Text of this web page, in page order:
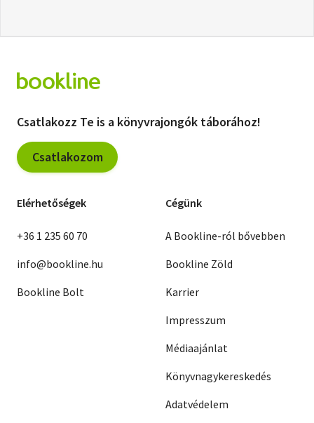
Csatlakozz Te is a könyvrajongók táborához!
Csatlakozom
Elérhetőségek
+36 1 235 60 70
info@bookline.hu
Bookline Bolt
Cégünk
A Bookline-ról bővebben
Bookline Zöld
Karrier
Impresszum
Médiaajánlat
Könyvnagykereskedés
Adatvédelem